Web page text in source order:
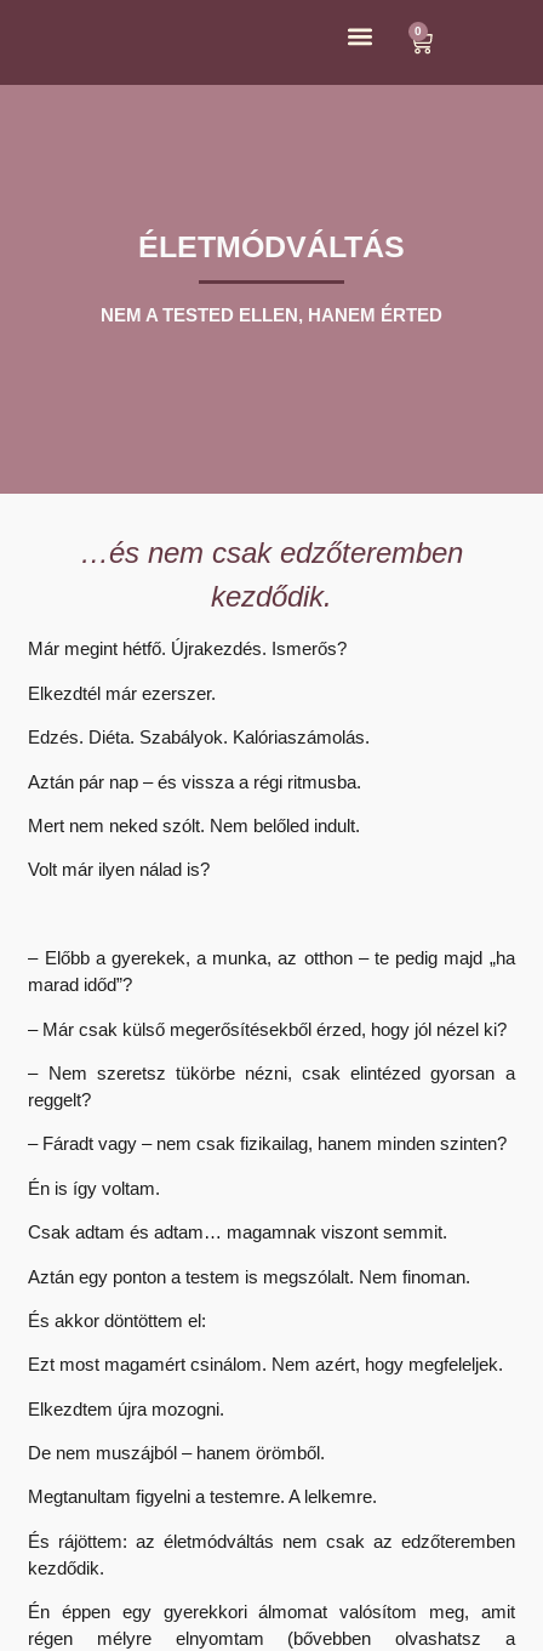
0
ÉLETMÓDVÁLTÁS
NEM A TESTED ELLEN, HANEM ÉRTED
…és nem csak edzőteremben
kezdődik.
Már megint hétfő. Újrakezdés. Ismerős?
Elkezdtél már ezerszer.
Edzés. Diéta. Szabályok. Kalóriaszámolás.
Aztán pár nap – és vissza a régi ritmusba.
Mert nem neked szólt. Nem belőled indult.
Volt már ilyen nálad is?
– Előbb a gyerekek, a munka, az otthon – te pedig majd „ha
marad időd”?
– Már csak külső megerősítésekből érzed, hogy jól nézel ki?
– Nem szeretsz tükörbe nézni, csak elintézed gyorsan a
reggelt?
– Fáradt vagy – nem csak fizikailag, hanem minden szinten?
Én is így voltam.
Csak adtam és adtam… magamnak viszont semmit.
Aztán egy ponton a testem is megszólalt. Nem finoman.
És akkor döntöttem el:
Ezt most magamért csinálom. Nem azért, hogy megfeleljek.
Elkezdtem újra mozogni.
De nem muszájból – hanem örömből.
Megtanultam figyelni a testemre. A lelkemre.
És rájöttem: az életmódváltás nem csak az edzőteremben
kezdődik.
Én éppen egy gyerekkori álmomat valósítom meg, amit
régen mélyre elnyomtam (bővebben olvashatsz a